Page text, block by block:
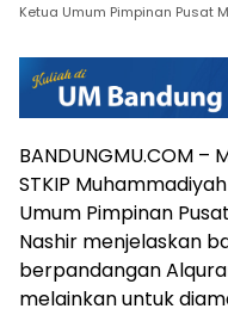
Ketua Umum Pimpinan Pusat
BANDUNGMU.COM –
STKIP
Umum Pimpinan
Nashir menjelaskan
berpandangan
melainkan untuk